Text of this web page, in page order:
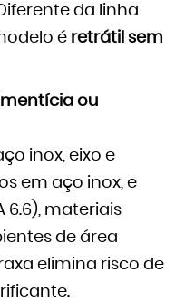
da linha
é retrátil sem
ou
inox, eixo e
em aço inox, e
6.6), materiais
de área
elimina risco de